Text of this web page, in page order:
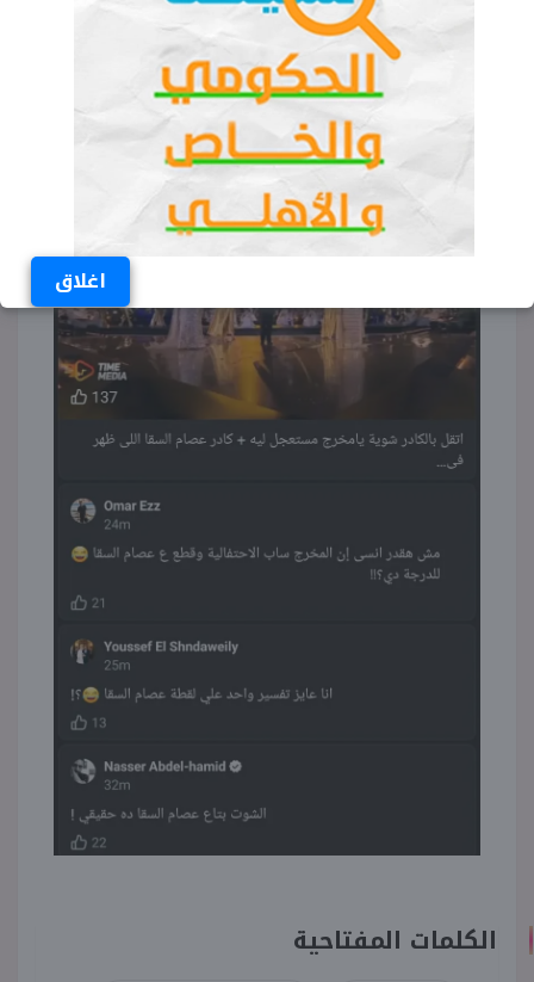
اغلاق
الكلمات المفتاحية